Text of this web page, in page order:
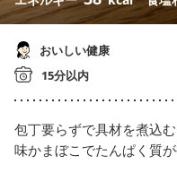
おいしい健康
15分以内
包丁要らずで具材を煮込
味かまぼこでたんぱく質が